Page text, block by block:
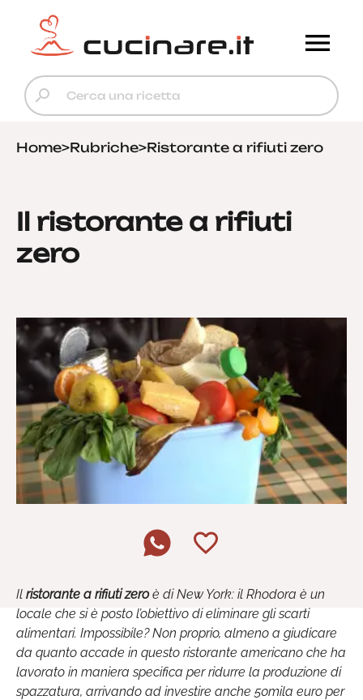
Home>Rubriche>Ristorante a rifiuti zero
Il ristorante a rifiuti
zero
Il ristorante a rifiuti zeroè di New York: il Rhodora è un
locale che si è posto l’obiettivo di eliminare gli scarti
alimentari. Impossibile? Non proprio, almeno a giudicare
da quanto accade in questo ristorante americano che ha
lavorato in maniera specifica per ridurre la produzione di
spazzatura, arrivando ad investire anche 50mila euro per